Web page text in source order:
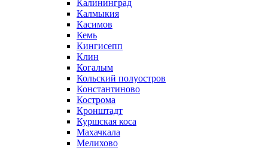
Калининград
Калмыкия
Касимов
Кемь
Кингисепп
Клин
Когалым
Кольский полуостров
Константиново
Кострома
Кронштадт
Куршская коса
Махачкала
Мелихово